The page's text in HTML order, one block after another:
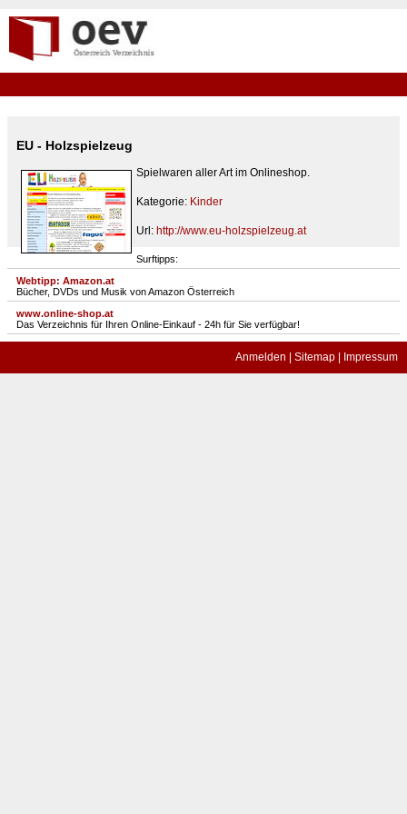
EU - Holzspielzeug
Spielwaren aller Art im Onlineshop.
Kategorie: Kinder
Url: http://www.eu-holzspielzeug.at
Surftipps:
Webtipp: Amazon.at
Bücher, DVDs und Musik von Amazon Österreich
www.online-shop.at
Das Verzeichnis für Ihren Online-Einkauf - 24h für Sie verfügbar!
Anmelden Sitemap Impressum